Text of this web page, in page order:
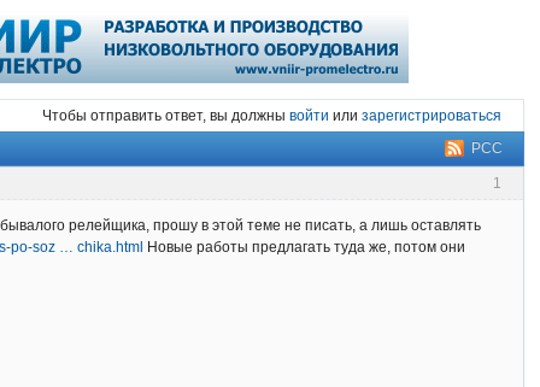
Чтобы отправить ответ, вы должны войти или зарегистрироваться
РСС
1
релейщика, прошу в этой теме не писать, а лишь оставлять
po-soz … chika.html Новые работы предлагать туда же, потом они